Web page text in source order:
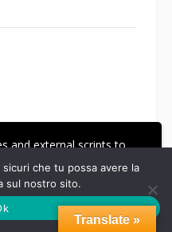
and external scripts to
ACCETTA
Translate »
che tu possa avere la
sul nostro sito.